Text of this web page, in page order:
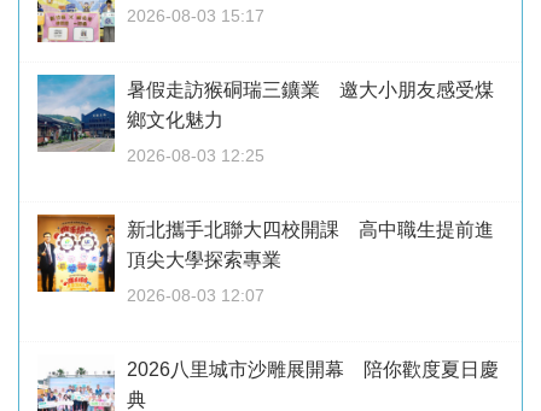
2026-08-03 15:17
暑假走訪猴硐瑞三鑛業 邀大小朋友感受煤
鄉文化魅力
2026-08-03 12:25
新北攜手北聯大四校開課 高中職生提前進
頂尖大學探索專業
2026-08-03 12:07
2026八里城市沙雕展開幕 陪你歡度夏日慶
典